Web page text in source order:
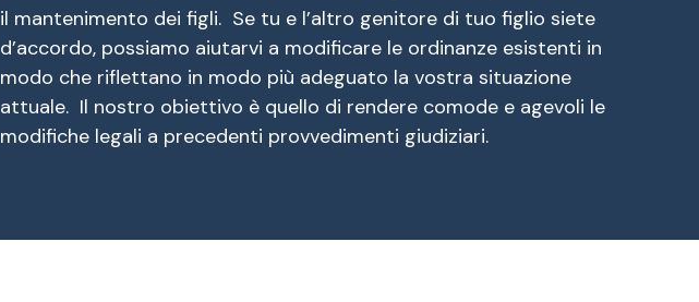
il mantenimento dei figli. Se tu e l’altro genitore di tuo figlio siete
d’accordo, possiamo aiutarvi a modificare le ordinanze esistenti in
modo che riflettano in modo più adeguato la vostra situazione
attuale. Il nostro obiettivo è quello di rendere comode e agevoli le
modifiche legali a precedenti provvedimenti giudiziari.